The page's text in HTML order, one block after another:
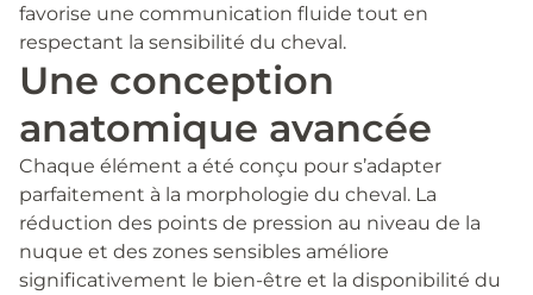
favorise une communication fluide tout en
respectant la sensibilité du cheval.
Une conception
anatomique avancée
Chaque élément a été conçu pour s’adapter
parfaitement à la morphologie du cheval. La
réduction des points de pression au niveau de la
nuque et des zones sensibles améliore
significativement le bien-être et la disponibilité du